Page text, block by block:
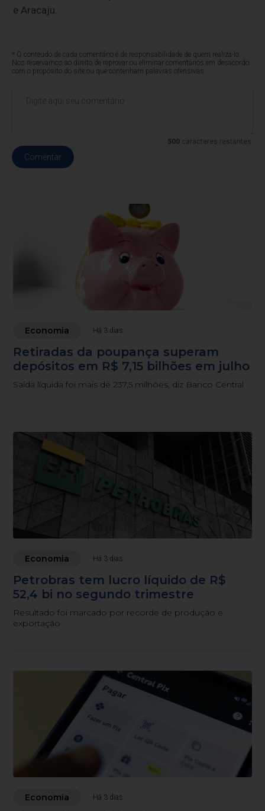
e Aracaju.
* O conteúdo de cada comentário é de responsabilidade de quem realizá-lo.
Nos reservamos ao direito de reprovar ou eliminar comentários em desacordo
com o propósito do site ou que contenham palavras ofensivas.
500caracteres restantes.
Comentar
Economia Há 3 dias
Retiradas da poupança superam
depósitos em R$ 7,15 bilhões em julho
Saída líquida foi mais de 237,5 milhões, diz Banco Central
Economia Há 3 dias
Petrobras tem lucro líquido de R$
52,4 bi no segundo trimestre
Resultado foi marcado por recorde de produção e
exportação
Economia Há 3 dias